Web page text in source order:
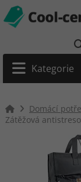
Kategorie
Domácí
Zátěžová